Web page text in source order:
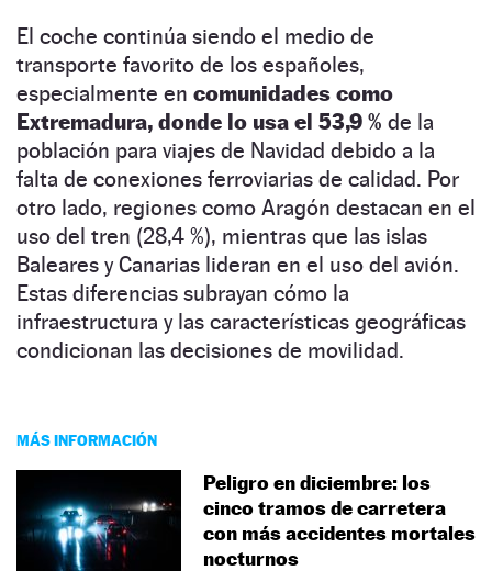
El coche continúa siendo el medio de
transporte favorito de los españoles,
especialmente en comunidades como
Extremadura, donde lo usa el 53,9 % de la
población para viajes de Navidad debido a la
falta de conexiones ferroviarias de calidad. Por
otro lado, regiones como Aragón destacan en el
uso del tren (28,4 %), mientras que las islas
Baleares y Canarias lideran en el uso del avión.
Estas diferencias subrayan cómo la
infraestructura y las características geográficas
condicionan las decisiones de movilidad.
MÁS INFORMACIÓN
Peligro en diciembre: los
cinco tramos de carretera
con más accidentes mortales
nocturnos